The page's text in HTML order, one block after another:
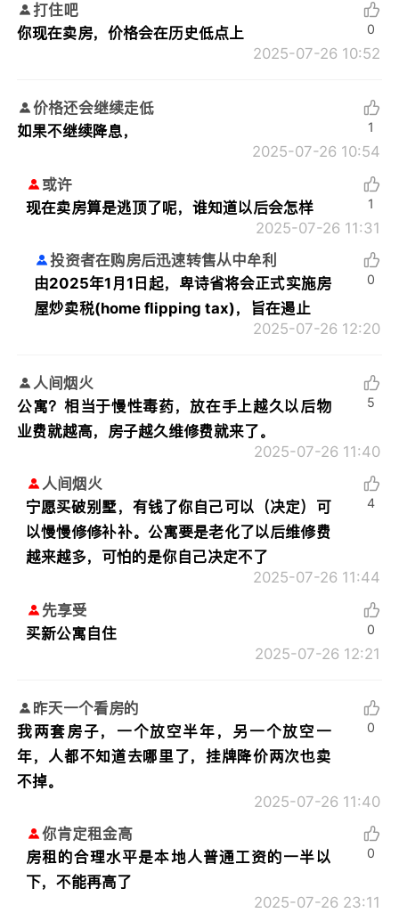
打住吧
你现在卖房，价格会在历史低点上
2025-07-26 10:52
0
价格还会继续走低
如果不继续降息，
2025-07-26 10:54
1
或许
现在卖房算是逃顶了呢，谁知道以后会怎样
2025-07-26 11:31
1
投资者在购房后迅速转售从中牟利
由2025年1月1日起，卑诗省将会正式实施房
屋炒卖税(home flipping tax)，旨在遏止
2025-07-26 12:20
0
人间烟火
公寓？相当于慢性毒药，放在手上越久以后物
业费就越高，房子越久维修费就来了。
2025-07-26 11:40
5
人间烟火
宁愿买破别墅，有钱了你自己可以（决定）可
以慢慢修修补补。公寓要是老化了以后维修费
越来越多，可怕的是你自己决定不了
2025-07-26 11:44
4
先享受
买新公寓自住
2025-07-26 12:21
0
昨天一个看房的
我两套房子，一个放空半年，另一个放空一
年，人都不知道去哪里了，挂牌降价两次也卖
不掉。
2025-07-26 11:40
0
你肯定租金高
房租的合理水平是本地人普通工资的一半以
下，不能再高了
2025-07-26 23:11
0